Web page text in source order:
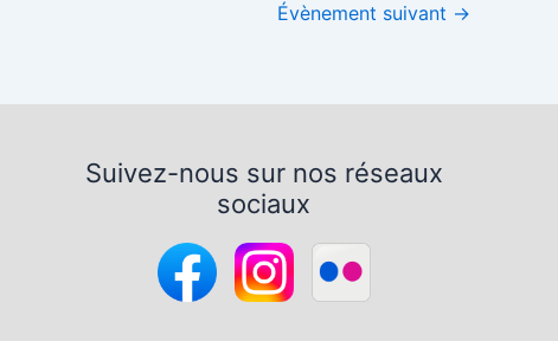
Évènement suivant →
Suivez-nous sur nos réseaux
sociaux